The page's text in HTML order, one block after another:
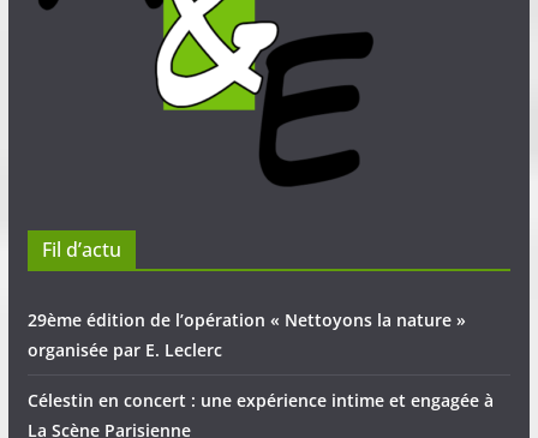
Fil d’actu
29ème édition de l’opération « Nettoyons la nature »
organisée par E. Leclerc
Célestin en concert : une expérience intime et engagée à
La Scène Parisienne